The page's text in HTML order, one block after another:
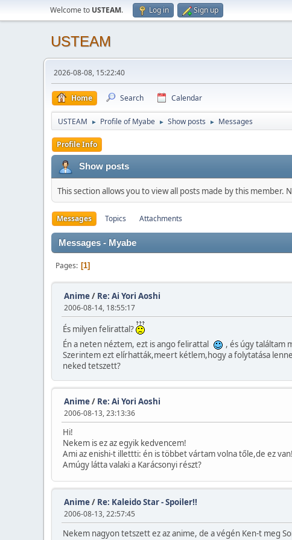
Welcome to USTEAM. Log in Sign up
USTEAM
2026-08-08, 15:22:40
Home Search Calendar
USTEAM ► Profile of Myabe ► Show posts ► Messages
Profile Info
Show posts
This section allows you to view all posts made by this
Messages Topics Attachments
Messages - Myabe
Pages 1
Anime/ Re: Ai Yori Aoshi
2006-08-14, 18:55:17
És milyen felirattal?
Én a neten néztem, ezt is ango felirattal
, és úgy találtam
Szerintem ezt elírhatták,meert kétlem,hogy a folytatása
neked tetszett?
Anime/ Re: Ai Yori Aoshi
2006-08-13, 23:13:36
Hi!
Nekem is ez az egyik kedvencem!
Ami az enishi-t illettti: én is többet vártam volna tőle,de ez
Amúgy látta valaki a Karácsonyi részt?
Anime/ Re: Kaleido Star - Spoiler!!
2006-08-13, 22:57:45
Nekem nagyon tetszett ez az anime, de a végén Ken-t meg